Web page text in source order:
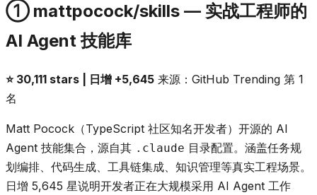
① mattpocock/skills — 实战工程师的
AI Agent 技能库
⭐ 30,111 stars | 日增 +5,645 来源：GitHub Trending 第 1
名
Matt Pocock（TypeScript 社区知名开发者）开源的 AI
Agent 技能集合，源自其 .claude 目录配置。涵盖任务规
划编排、代码生成、工具链集成、知识管理等真实工程场景。
日增 5,645 星说明开发者正在大规模采用 AI Agent 工作